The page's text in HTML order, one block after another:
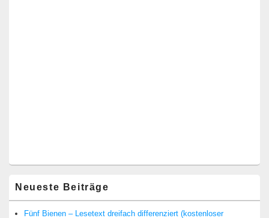
Neueste Beiträge
Fünf Bienen – Lesetext dreifach differenziert (kostenloser